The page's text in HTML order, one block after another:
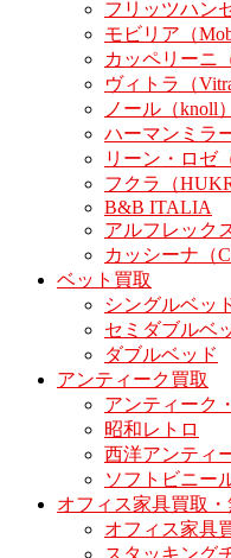
フリッツハン
モビリア（
カッペリーニ
ヴィトラ（Vitra
ノール（knoll）
ハーマンミラ
リーン・ロゼ
フクラ（
B&B ITALIA
アルフレック
カッシーナ（
ベット買取
シングルベッ
セミダブルベ
ダブルベッド
アンティーク買取
アンティーク
昭和レトロ
西洋アンティ
ソフトビニー
オフィス家具買取
オフィス家具